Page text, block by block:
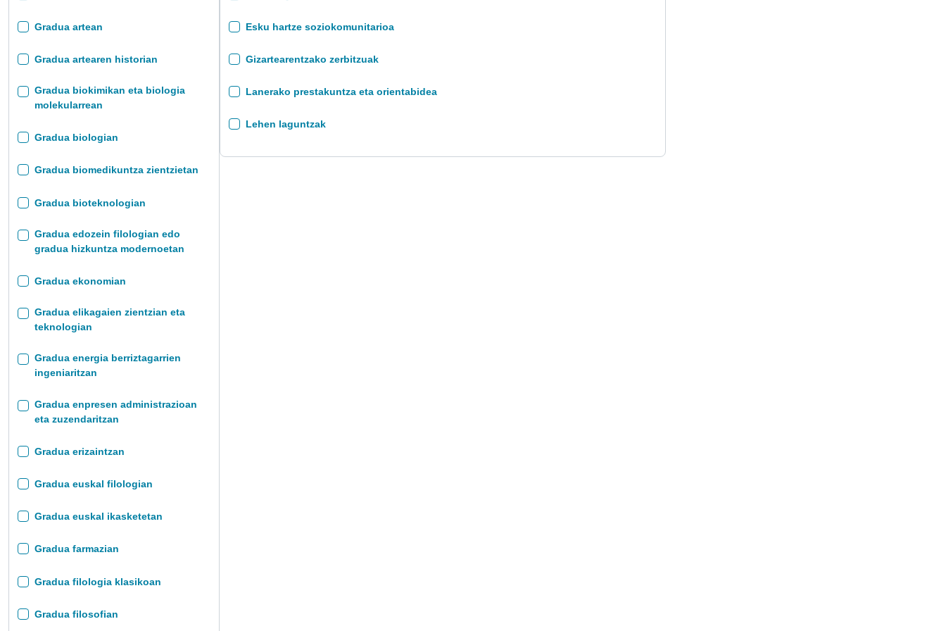
Gradua artean
Gradua artearen historian
Gradua biokimikan eta biologia
molekularrean
Gradua biologian
Gradua biomedikuntza zientzietan
Gradua bioteknologian
Gradua edozein filologian edo
gradua hizkuntza modernoetan
Gradua ekonomian
Gradua elikagaien zientzian eta
teknologian
Gradua energia berriztagarrien
ingeniaritzan
Gradua enpresen administrazioan
eta zuzendaritzan
Gradua erizaintzan
Gradua euskal filologian
Gradua euskal ikasketetan
Gradua farmazian
Gradua filologia klasikoan
Gradua filosofian
Esku hartze soziokomunitarioa
Gizartearentzako zerbitzuak
Lanerako prestakuntza eta orientabidea
Lehen laguntzak